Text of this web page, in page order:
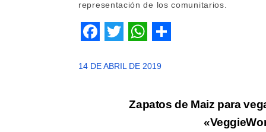
representación de los comunitarios.
a
w h
t
h
r
14 DE ABRIL DE 2019
Navegación
Zapatos de Maiz para